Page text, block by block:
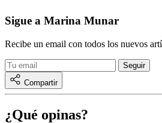
Sigue a Marina Munar
Recibe un email con todos los nuevos
Compartir
¿Qué opinas?